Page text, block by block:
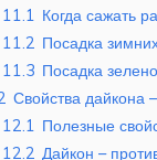
11.1 Когда сажать
11.2 Посадка
11.3 Посадка
Свойства дайкона
12.1 Полезные
12.2 Дайкон –